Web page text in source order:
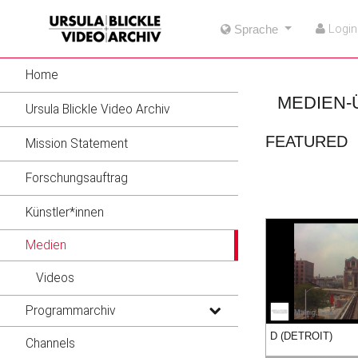
content
Sprache Login
Home
Ursula Blickle Video Archiv
Mission Statement
Forschungsauftrag
Künstler*innen
Medien
Videos
Programmarchiv
Channels
MEDIEN-
FEATURED
Malnig, Felix
D (DETROIT)
16:22
duration
14:40
duration
05:03
duration
09:19
duration